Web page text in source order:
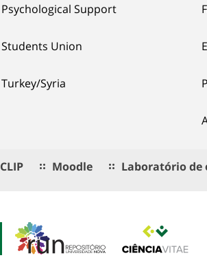
Psychological Support
Students Union
Turkey/Syria
CLIP Moodle Laboratório de